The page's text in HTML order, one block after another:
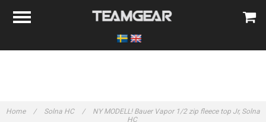
Home / Solna HC /
NY MODELL! Bauer Vapor 1/2 zip fleece top Jr, Solna
HC